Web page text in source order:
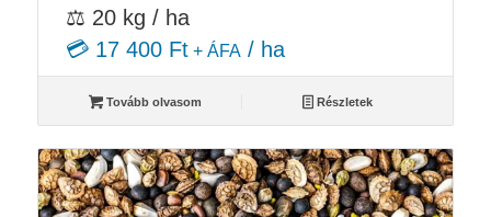
⚖️ 20 kg / ha
💳 17 400 Ft+ ÁFA/ ha
Tovább olvasom Részletek